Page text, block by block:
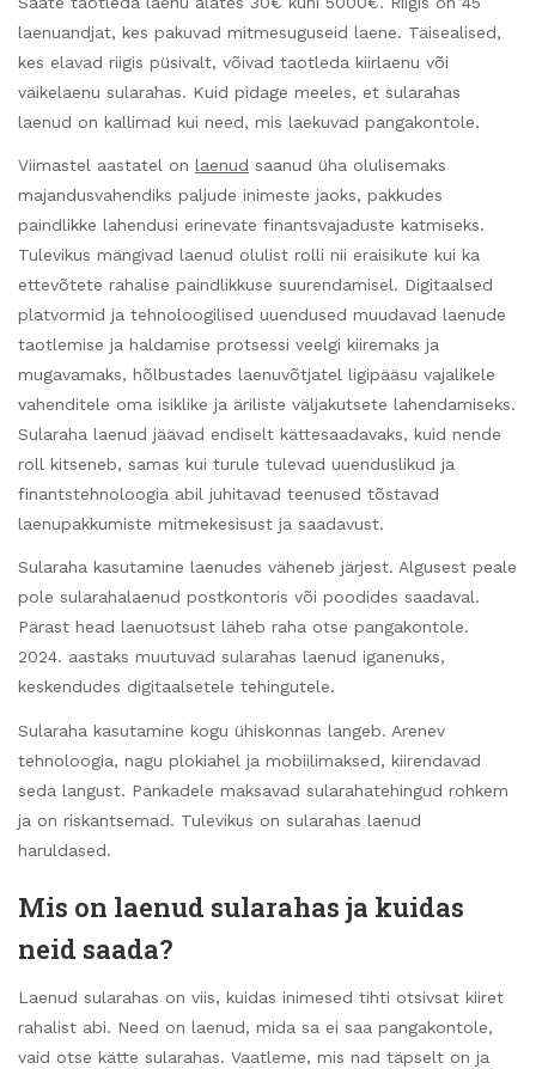
laenuandjat, kes pakuvad mitmesuguseid laene. Täisealised,
kes elavad riigis püsivalt, võivad taotleda kiirlaenu või
väikelaenu sularahas. Kuid pidage meeles, et sularahas
laenud on kallimad kui need, mis laekuvad pangakontole.
Viimastel aastatel on laenud saanud üha olulisemaks
majandusvahendiks paljude inimeste jaoks, pakkudes
paindlikke lahendusi erinevate finantsvajaduste katmiseks.
Tulevikus mängivad laenud olulist rolli nii eraisikute kui ka
ettevõtete rahalise paindlikkuse suurendamisel. Digitaalsed
platvormid ja tehnoloogilised uuendused muudavad laenude
taotlemise ja haldamise protsessi veelgi kiiremaks ja
mugavamaks, hõlbustades laenuvõtjatel ligipääsu vajalikele
vahenditele oma isiklike ja äriliste väljakutsete lahendamiseks.
Sularaha laenud jäävad endiselt kättesaadavaks, kuid nende
roll kitseneb, samas kui turule tulevad uuenduslikud ja
finantstehnoloogia abil juhitavad teenused tõstavad
laenupakkumiste mitmekesisust ja saadavust.
Sularaha kasutamine laenudes väheneb järjest. Algusest peale
pole sularahalaenud postkontoris või poodides saadaval.
Pärast head laenuotsust läheb raha otse pangakontole.
2024. aastaks muutuvad sularahas laenud iganenuks,
keskendudes digitaalsetele tehingutele.
Sularaha kasutamine kogu ühiskonnas langeb. Arenev
tehnoloogia, nagu plokiahel ja mobiilimaksed, kiirendavad
seda langust. Pankadele maksavad sularahatehingud rohkem
ja on riskantsemad. Tulevikus on sularahas laenud
haruldased.
Mis on laenud sularahas ja kuidas
neid saada?
Laenud sularahas on viis, kuidas inimesed tihti otsivsat kiiret
rahalist abi. Need on laenud, mida sa ei saa pangakontole,
vaid otse kätte sularahas. Vaatleme, mis nad täpselt on ja